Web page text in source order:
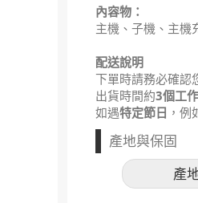
內容物：
主機、子機、主機
配送說明
下單時請務必確認
出貨時間約3個工
如遇特定節日 ，
產地與保固
產